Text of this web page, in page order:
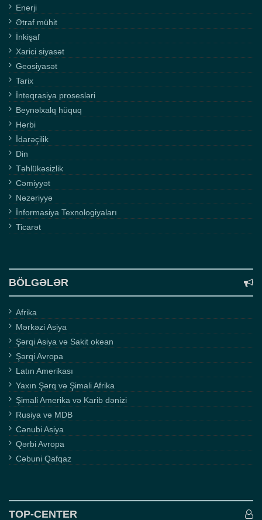
Enerji
Ətraf mühit
İnkişaf
Xarici siyasət
Geosiyasət
Tarix
İnteqrasiya prosesləri
Beynəlxalq hüquq
Hərbi
İdarəçilik
Din
Təhlükəsizlik
Cəmiyyət
Nəzəriyyə
İnformasiya Texnologiyaları
Ticarət
BÖLGƏLƏR
Afrika
Mərkəzi Asiya
Şərqi Asiya və Sakit okean
Şərqi Avropa
Latın Amerikası
Yaxın Şərq və Şimali Afrika
Şimali Amerika və Karib dənizi
Rusiya və MDB
Cənubi Asiya
Qərbi Avropa
Cəbuni Qafqaz
TOP-CENTER